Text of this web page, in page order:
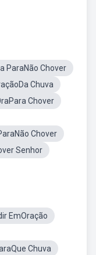
ParaNão Chover
Chuva
Chover
Chover
Senhor
EmOração
Chuva